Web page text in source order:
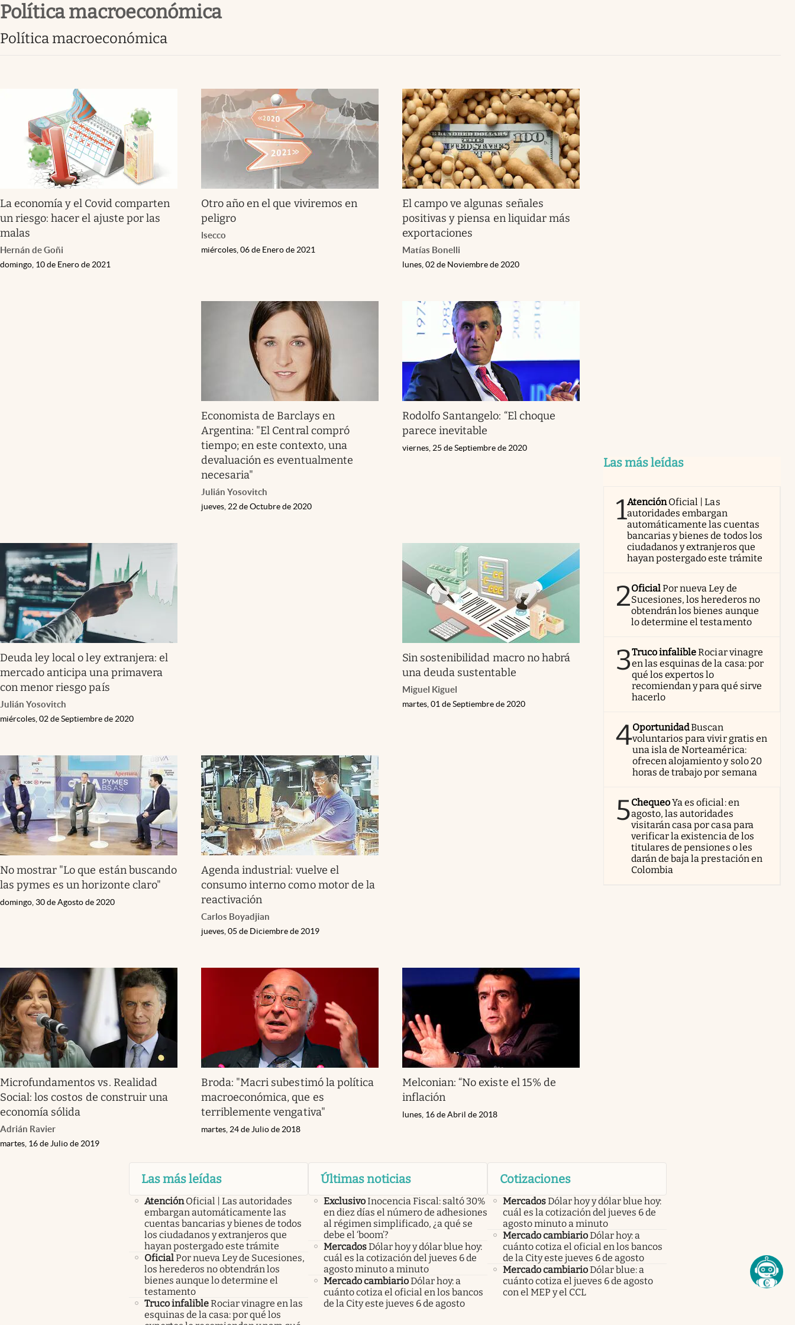
Infotechnology
Eventos Corporativos
El Cronista Studio
Mediakit
abre en nueva pestaña
política macroeconómica
política macroeconómica
La economía y el Covid comparten
un riesgo: hacer el ajuste por las
malas
Hernán de Goñi
domingo, 10 de Enero de 2021
Otro año en el que viviremos en
peligro
lsecco
miércoles, 06 de Enero de 2021
El campo ve algunas señales
positivas y piensa en liquidar más
exportaciones
Matías Bonelli
lunes, 02 de Noviembre de 2020
Economista de Barclays en
Argentina: "El Central compró
tiempo; en este contexto, una
devaluación es eventualmente
necesaria"
Julián Yosovitch
jueves, 22 de Octubre de 2020
Rodolfo Santangelo: “El choque
parece inevitable
viernes, 25 de Septiembre de 2020
Deuda ley local o ley extranjera: el
mercado anticipa una primavera
con menor riesgo país
Julián Yosovitch
miércoles, 02 de Septiembre de 2020
Sin sostenibilidad macro no habrá
una deuda sustentable
Miguel Kiguel
martes, 01 de Septiembre de 2020
No mostrar "Lo que están buscando
las pymes es un horizonte claro"
domingo, 30 de Agosto de 2020
Agenda industrial: vuelve el
consumo interno como motor de la
reactivación
Carlos Boyadjian
jueves, 05 de Diciembre de 2019
Microfundamentos vs. Realidad
Social: los costos de construir una
economía sólida
Adrián Ravier
martes, 16 de Julio de 2019
Broda: "Macri subestimó la política
macroeconómica, que es
terriblemente vengativa"
martes, 24 de Julio de 2018
Melconian: “No existe el 15% de
inflación
lunes, 16 de Abril de 2018
Las más leídas
1AtenciónOficial | Las
autoridades embargan
automáticamente las cuentas
bancarias y bienes de todos los
ciudadanos y extranjeros que
hayan postergado este trámite
2OficialPor nueva Ley de
Sucesiones, los herederos no
obtendrán los bienes aunque
lo determine el testamento
3Truco infalibleRociar vinagre
en las esquinas de la casa: por
qué los expertos lo
recomiendan y para qué sirve
hacerlo
4OportunidadBuscan
voluntarios para vivir gratis en
una isla de Norteamérica:
ofrecen alojamiento y solo 20
horas de trabajo por semana
5ChequeoYa es oficial: en
agosto, las autoridades
visitarán casa por casa para
verificar la existencia de los
titulares de pensiones o les
darán de baja la prestación en
Colombia
Las más leídas
Atención Oficial | Las autoridades
embargan automáticamente las
cuentas bancarias y bienes de todos
los ciudadanos y extranjeros que
hayan postergado este trámite
OficialPor nueva Ley de Sucesiones,
los herederos no obtendrán los
bienes aunque lo determine el
testamento
Truco infalibleRociar vinagre en las
esquinas de la casa: por qué los
Últimas noticias
ExclusivoInocencia Fiscal: saltó 30%
en diez días el número de adhesiones
al régimen simplificado, ¿a qué se
debe el ‘boom’?
MercadosDólar hoy y dólar blue hoy:
cuál es la cotización del jueves 6 de
agosto minuto a minuto
Mercado cambiarioDólar hoy: a
cuánto cotiza el oficial en los bancos
de la City este jueves 6 de agosto
Cotizaciones
MercadosDólar hoy y dólar blue hoy:
cuál es la cotización del jueves 6 de
agosto minuto a minuto
Mercado cambiarioDólar hoy: a
cuánto cotiza el oficial en los bancos
de la City este jueves 6 de agosto
Mercado cambiarioDólar blue: a
cuánto cotiza el jueves 6 de agosto
con el MEP y el CCL